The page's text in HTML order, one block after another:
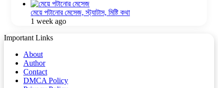
মেয়ে পটানোর মেসেজ, স্ট্যাটাস, মিষ্টি কথা
1 week ago
Important Links
About
Author
Contact
DMCA Policy